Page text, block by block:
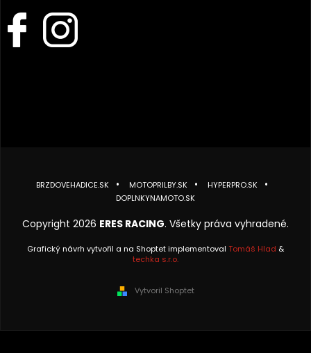
BRZDOVEHADICE.SK MOTOPRILBY.SK
HYPERPRO.SK
DOPLNKYNAMOTO.SK
Copyright 2026 ERES RACING. Všetky práva vyhradené.
Grafický návrh vytvořil a na Shoptet implementoval Tomáš Hlad &
techka s.r.o.
Vytvoril Shoptet